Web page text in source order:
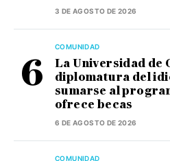
3 DE AGOSTO DE 2026
COMUNIDAD
La Universidad de
diplomatura del
sumarse al
ofrece becas
6 DE AGOSTO DE 2026
COMUNIDAD